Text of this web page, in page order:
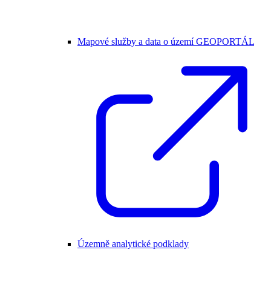
Mapové služby a data o území GEOPORTÁL
Územně analytické podklady